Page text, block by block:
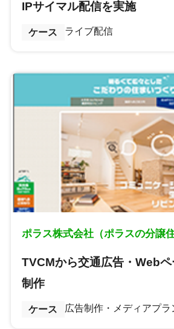
IPサイマル配信を実施
ケース ライブ配信
ポラス株式会社（ポラスの分譲
TVCMから交通広告・Web
制作
ケース 広告制作・メディアプラ